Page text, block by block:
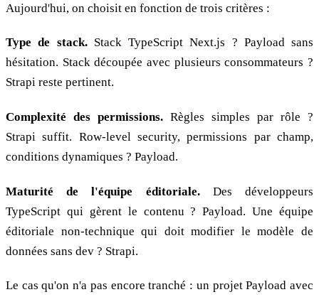
Aujourd'hui, on choisit en fonction de trois critères :
Type de stack.Stack TypeScript Next.js ? Payload sans
hésitation. Stack découpée avec plusieurs consommateurs ?
Strapi reste pertinent.
Complexité des permissions. Règles simples par rôle ?
Strapi suffit. Row-level security, permissions par champ,
conditions dynamiques ? Payload.
Maturité de l'équipe éditoriale.Des développeurs
TypeScript qui gèrent le contenu ? Payload. Une équipe
éditoriale non-technique qui doit modifier le modèle de
données sans dev ? Strapi.
Le cas qu'on n'a pas encore tranché : un projet Payload avec